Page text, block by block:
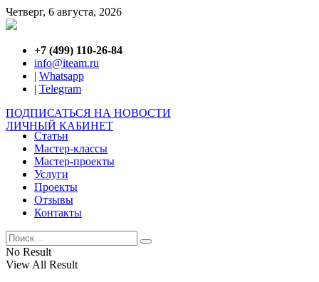
Четверг, 6 августа, 2026
+7 (499) 110-26-84
info@iteam.ru
| Whatsapp
| Telegram
ПОДПИСАТЬСЯ НА НОВОСТИ
ЛИЧНЫЙ КАБИНЕТ
Статьи
Мастер-классы
Мастер-проекты
Услуги
Проекты
Отзывы
Контакты
No Result
View All Result